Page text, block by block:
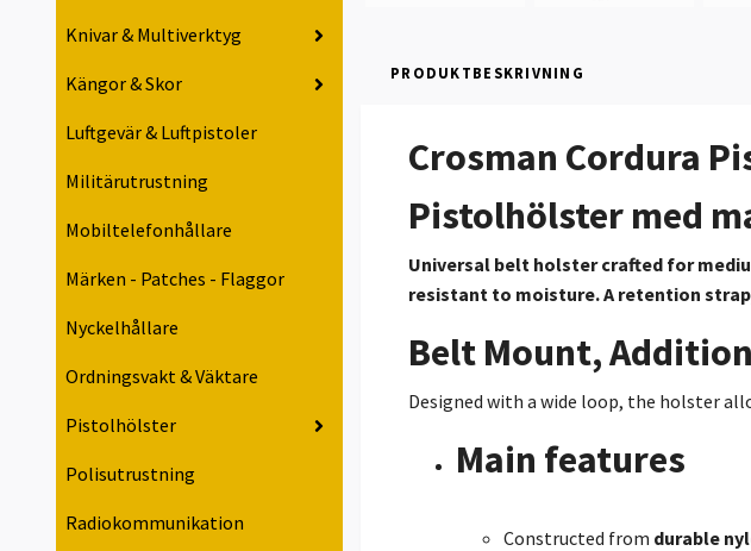
Knivar & Multiverktyg
Kängor & Skor
Luftgevär & Luftpistoler
Militärutrustning
Mobiltelefonhållare
Märken - Patches - Flaggor
Nyckelhållare
Ordningsvakt & Väktare
Pistolhölster
Polisutrustning
Radiokommunikation
PRODUKTBESKRIVNING
Crosman Cordura
Pistolhölster med
Universal belt holster crafted for
resistant to moisture. A retention
Belt Mount,
Designed with a wide loop, the holster
Main features
Constructed from durable